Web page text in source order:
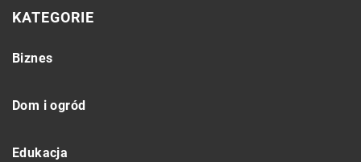
KATEGORIE
Biznes
Dom i ogród
Edukacja